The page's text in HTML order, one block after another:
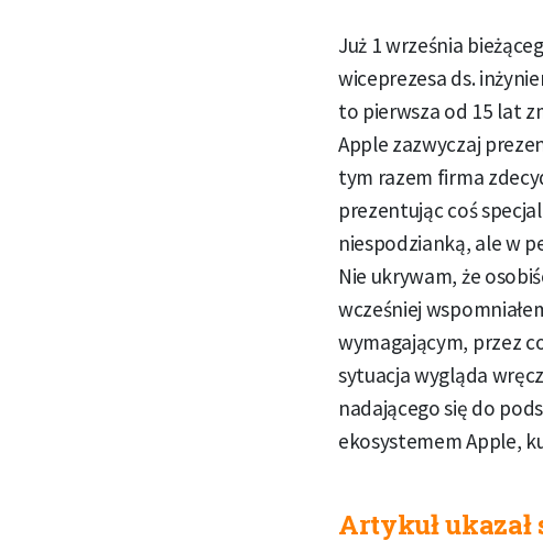
Już 1 września
wiceprezesa ds.
to pierwsza od 15 lat
Apple zazwyczaj
tym razem firma
prezentując coś
niespodzianką, ale w
Nie ukrywam, że
wcześniej
wymagającym, przez
sytuacja wygląda
nadającego się do
ekosystemem Apple,
Artykuł